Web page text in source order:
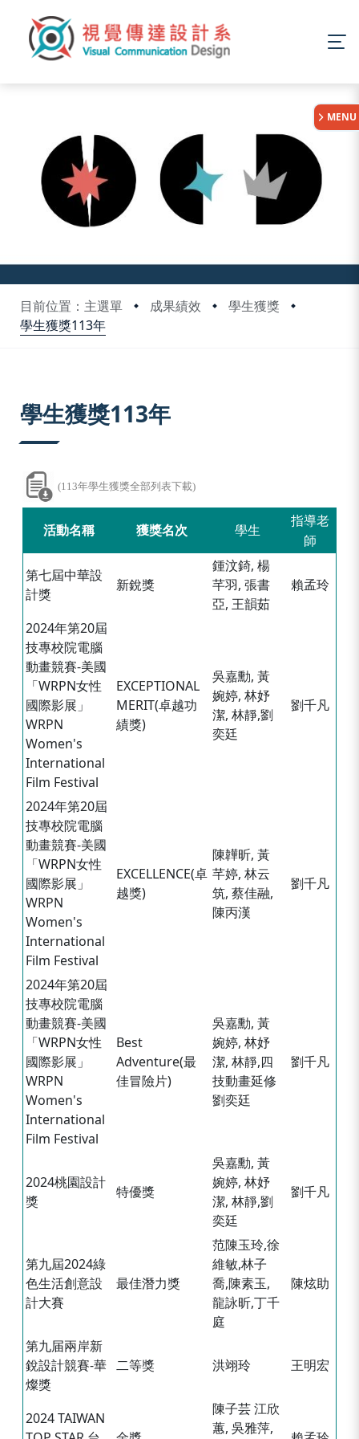
目前位置：主選單 成果績效
學生獲獎
學生獲獎113年
MENU
學生獲獎113年
(113年學生獲獎全部列表下載)
活動名稱 獲獎名次 學生
指導老
師
第七屆中華設
計獎
新銳獎
鍾汶錡, 楊
芊羽, 張書
亞, 王韻茹
賴孟玲
2024年第20屆
技專校院電腦
動畫競賽-美國
「WRPN女性
國際影展」
WRPN
Women's
International
Film Festival
EXCEPTIONAL
MERIT(卓越功
績獎)
吳嘉勳, 黃
婉婷, 林妤
潔, 林靜,劉
奕廷
劉千凡
2024年第20屆
技專校院電腦
動畫競賽-美國
「WRPN女性
國際影展」
WRPN
Women's
International
Film Festival
EXCELLENCE(卓
越獎)
陳韡昕, 黃
芊婷, 林云
筑, 蔡佳融,
陳丙漢
劉千凡
2024年第20屆
技專校院電腦
動畫競賽-美國
「WRPN女性
國際影展」
WRPN
Women's
International
Film Festival
Best
Adventure(最
佳冒險片)
吳嘉勳, 黃
婉婷, 林妤
潔, 林靜,四
技動畫延修
劉奕廷
劉千凡
2024桃園設計
獎
特優獎
吳嘉勳, 黃
婉婷, 林妤
潔, 林靜,劉
奕廷
劉千凡
第九屆2024綠
色生活創意設
計大賽
最佳潛力獎
范陳玉玲,徐
維敏,林子
喬,陳素玉,
龍詠昕,丁千
庭
陳炫助
第九届兩岸新
銳設計競賽-華
燦獎
二等獎 洪翊玲 王明宏
2024 TAIWAN
陳子芸 江欣
蕙, 吳雅萍,